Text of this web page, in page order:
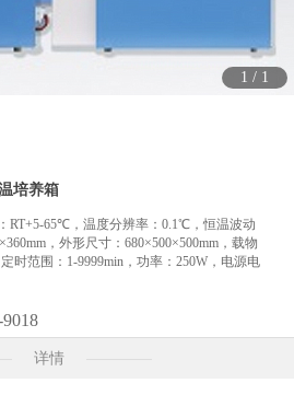
1 / 1
培养箱
RT+5-65℃，温度分辨率：0.1℃，恒温波动
，外形尺寸：680×500×500mm，载物
时范围：1-9999min，功率：250W，电源电
详情